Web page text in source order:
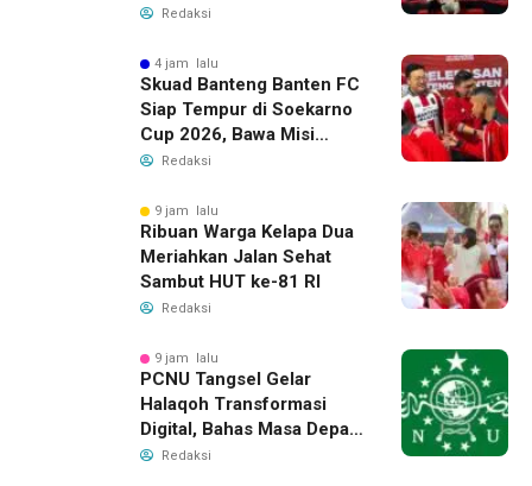
2026, Raih 24 Medali
Redaksi
4 jam lalu
Skuad Banteng Banten FC
Siap Tempur di Soekarno
Cup 2026, Bawa Misi
Harumkan Nama Banten
Redaksi
9 jam lalu
Ribuan Warga Kelapa Dua
Meriahkan Jalan Sehat
Sambut HUT ke-81 RI
Redaksi
9 jam lalu
PCNU Tangsel Gelar
Halaqoh Transformasi
Digital, Bahas Masa Depan
NU di Era Disrupsi
Redaksi